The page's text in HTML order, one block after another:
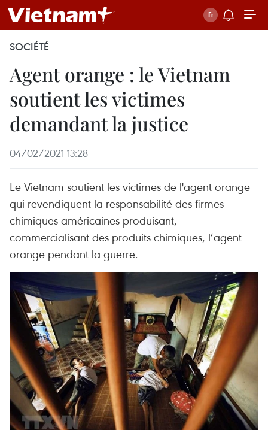
SOCIÉTÉ
Agent orange : le Vietnam
soutient les victimes
demandant la justice
04/02/2021 13:28
Le Vietnam soutient les victimes de l'agent orange
qui revendiquent la responsabilité des firmes
chimiques américaines produisant,
commercialisant des produits chimiques, l’agent
orange pendant la guerre.